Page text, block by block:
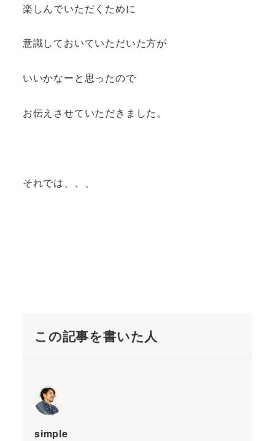
楽しんでいただくために
意識しておいていただいた方が
いいかなーと思ったので
お伝えさせていただきました。
それでは、、、
この記事を書いた人
simple